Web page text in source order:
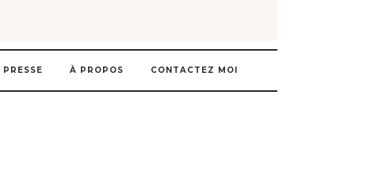
PRESSE À PROPOS CONTACTEZ MOI